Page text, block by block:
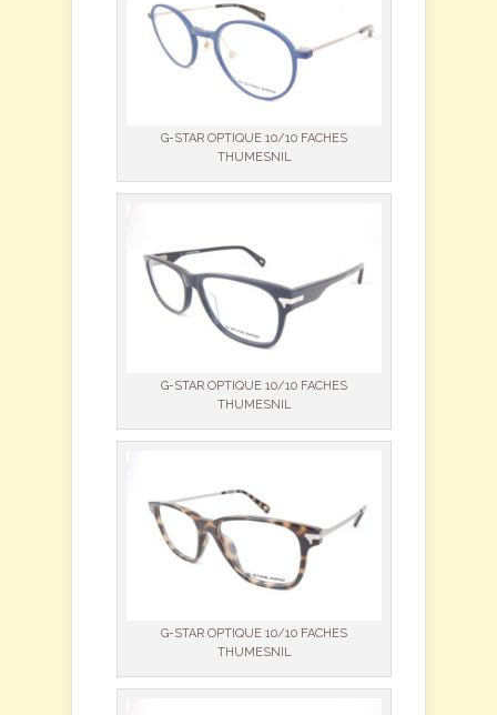
G-STAR OPTIQUE 10/10 FACHES
THUMESNIL
G-STAR OPTIQUE 10/10 FACHES
THUMESNIL
G-STAR OPTIQUE 10/10 FACHES
THUMESNIL